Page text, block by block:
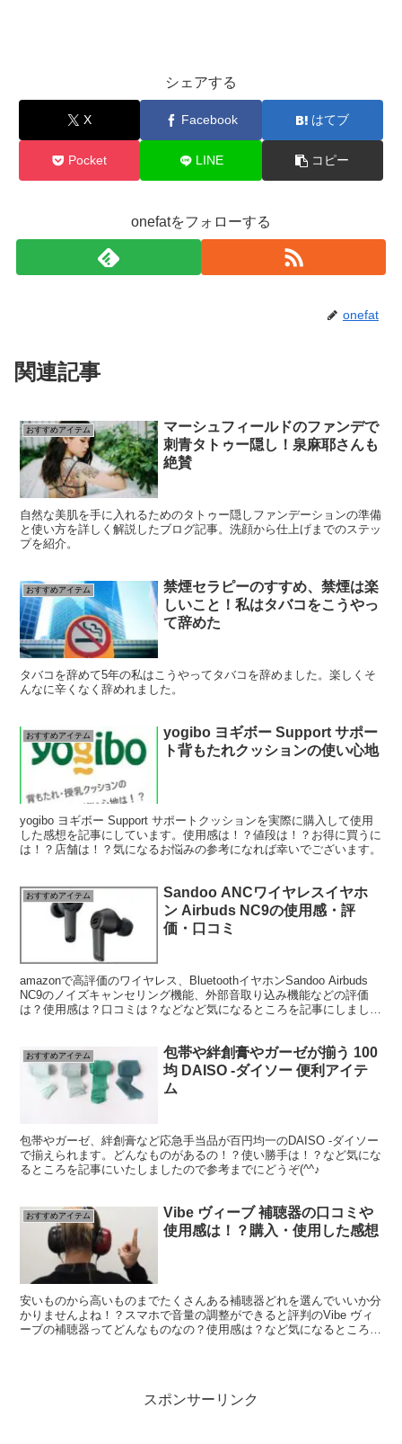
シェアする
X Facebook はてブ
Pocket LINE コピー
onefatをフォローする
onefat
関連記事
おすすめアイテム
マーシュフィールドのファンデで
刺青タトゥー隠し！泉麻耶さんも
絶賛
自然な美肌を手に入れるためのタトゥー隠しファンデーションの準備
と使い方を詳しく解説したブログ記事。洗顔から仕上げまでのステッ
プを紹介。
おすすめアイテム
禁煙セラピーのすすめ、禁煙は楽
しいこと！私はタバコをこうやっ
て辞めた
タバコを辞めて5年の私はこうやってタバコを辞めました。楽しくそ
んなに辛くなく辞めれました。
おすすめアイテム
yogibo ヨギボー Support サポー
ト背もたれクッションの使い心地
yogibo ヨギボー Support サポートクッションを実際に購入して使用
した感想を記事にしています。使用感は！？値段は！？お得に買うに
は！？店舗は！？気になるお悩みの参考になれば幸いでございます。
おすすめアイテム
Sandoo ANCワイヤレスイヤホ
ン Airbuds NC9の使用感・評
価・口コミ
amazonで高評価のワイヤレス、BluetoothイヤホンSandoo Airbuds
NC9のノイズキャンセリング機能、外部音取り込み機能などの評価
は？使用感は？口コミは？などなど気になるところを記事にしました
おすすめアイテム
包帯や絆創膏やガーゼが揃う 100
均 DAISO -ダイソー 便利アイテ
ム
包帯やガーゼ、絆創膏など応急手当品が百円均一のDAISO -ダイソー
で揃えられます。どんなものがあるの！？使い勝手は！？など気にな
るところを記事にいたしましたので参考までにどうぞ(^^♪
おすすめアイテム
Vibe ヴィーブ 補聴器の口コミや
使用感は！？購入・使用した感想
安いものから高いものまでたくさんある補聴器どれを選んでいいか分
かりませんよね！？スマホで音量の調整ができると評判のVibe ヴィ
ーブの補聴器ってどんなものなの？使用感は？など気になるところを
スポンサーリンク